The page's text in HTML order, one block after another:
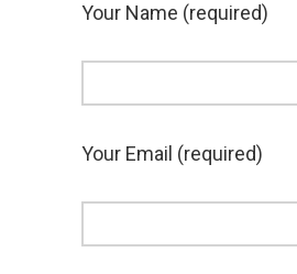
Your Name (required)
Your Email (required)